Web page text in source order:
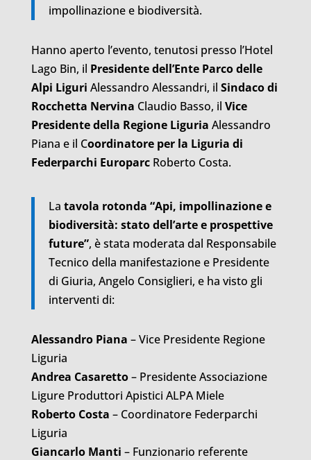
impollinazione e biodiversità.
Hanno aperto l’evento, tenutosi presso l’Hotel
Lago Bin, il Presidente dell’Ente Parco delle
Alpi Liguri Alessandro Alessandri, il Sindaco di
Rocchetta Nervina Claudio Basso, il Vice
Presidente della Regione Liguria Alessandro
Piana e il Coordinatore per la Liguria di
Federparchi EuroparcRoberto Costa.
La tavola rotonda “Api, impollinazione e
biodiversità: stato dell’arte e prospettive
future”, è stata moderata dal Responsabile
Tecnico della manifestazione e Presidente
di Giuria, Angelo Consiglieri, e ha visto gli
interventi di:
Alessandro Piana – Vice Presidente Regione
Liguria
Andrea Casaretto– Presidente Associazione
Ligure Produttori Apistici ALPA Miele
Roberto Costa – Coordinatore Federparchi
Liguria
Giancarlo Manti – Funzionario referente